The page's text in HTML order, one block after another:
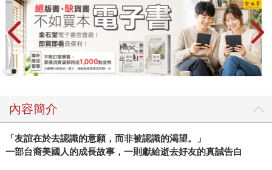
內容簡介
「友誼在於去認識的意願，而非被認識的渴望。」
一部台裔美國人的成長故事，一則獻給逝去好友的真誠告白